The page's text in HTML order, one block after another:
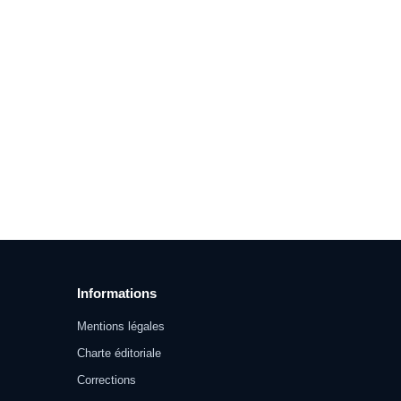
Informations
Mentions légales
Charte éditoriale
Corrections